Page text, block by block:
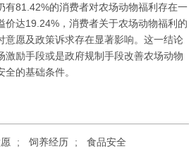
有81.42%的消费者对农场动物福利存在一
价达19.24%，消费者关于农场动物福利的
意愿及政策诉求存在显著影响。这一结论
激励手段或是政府规制手段改善农场动物
的基础条件。
; 饲养经历 ; 食品安全